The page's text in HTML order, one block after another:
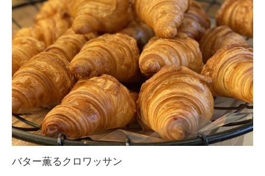
バター薫るクロワッサン